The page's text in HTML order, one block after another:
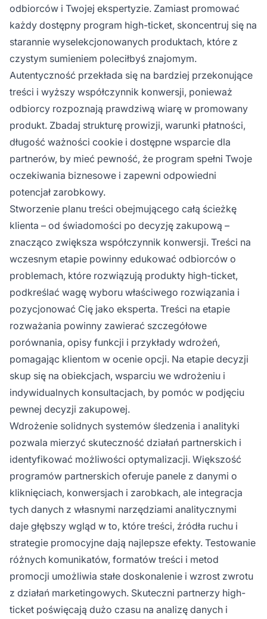
odbiorców i Twojej ekspertyzie. Zamiast promować
każdy dostępny program high-ticket, skoncentruj się na
starannie wyselekcjonowanych produktach, które z
czystym sumieniem poleciłbyś znajomym.
Autentyczność przekłada się na bardziej przekonujące
treści i wyższy współczynnik konwersji, ponieważ
odbiorcy rozpoznają prawdziwą wiarę w promowany
produkt. Zbadaj strukturę prowizji, warunki płatności,
długość ważności cookie i dostępne wsparcie dla
partnerów, by mieć pewność, że program spełni Twoje
oczekiwania biznesowe i zapewni odpowiedni
potencjał zarobkowy.
Stworzenie planu treści obejmującego całą ścieżkę
klienta – od świadomości po decyzję zakupową –
znacząco zwiększa współczynnik konwersji. Treści na
wczesnym etapie powinny edukować odbiorców o
problemach, które rozwiązują produkty high-ticket,
podkreślać wagę wyboru właściwego rozwiązania i
pozycjonować Cię jako eksperta. Treści na etapie
rozważania powinny zawierać szczegółowe
porównania, opisy funkcji i przykłady wdrożeń,
pomagając klientom w ocenie opcji. Na etapie decyzji
skup się na obiekcjach, wsparciu we wdrożeniu i
indywidualnych konsultacjach, by pomóc w podjęciu
pewnej decyzji zakupowej.
Wdrożenie solidnych systemów śledzenia i analityki
pozwala mierzyć skuteczność działań partnerskich i
identyfikować możliwości optymalizacji. Większość
programów partnerskich oferuje panele z danymi o
kliknięciach, konwersjach i zarobkach, ale integracja
tych danych z własnymi narzędziami analitycznymi
daje głębszy wgląd w to, które treści, źródła ruchu i
strategie promocyjne dają najlepsze efekty. Testowanie
różnych komunikatów, formatów treści i metod
promocji umożliwia stałe doskonalenie i wzrost zwrotu
z działań marketingowych. Skuteczni partnerzy high-
ticket poświęcają dużo czasu na analizę danych i